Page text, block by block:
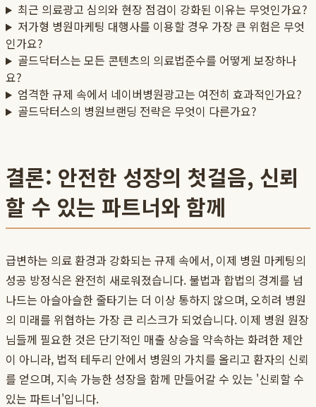
최근 의료광고 심의와 현장 점검이 강화된 이유는 무엇인가요?
저가형 병원마케팅 대행사를 이용할 경우 가장 큰 위험은 무엇
인가요?
골드닥터스는 모든 콘텐츠의 의료법준수를 어떻게 보장하나
요?
엄격한 규제 속에서 네이버병원광고는 여전히 효과적인가요?
골드닥터스의 병원브랜딩 전략은 무엇이 다른가요?
결론: 안전한 성장의 첫걸음, 신뢰
할 수 있는 파트너와 함께
급변하는 의료 환경과 강화되는 규제 속에서, 이제 병원 마케팅의
성공 방정식은 완전히 새로워졌습니다. 불법과 합법의 경계를 넘
나드는 아슬아슬한 줄타기는 더 이상 통하지 않으며, 오히려 병원
의 미래를 위협하는 가장 큰 리스크가 되었습니다. 이제 병원 원장
님들께 필요한 것은 단기적인 매출 상승을 약속하는 화려한 제안
이 아니라, 법적 테두리 안에서 병원의 가치를 올리고 환자의 신뢰
를 얻으며, 지속 가능한 성장을 함께 만들어갈 수 있는 '신뢰할 수
있는 파트너'입니다.